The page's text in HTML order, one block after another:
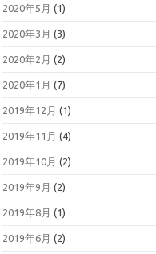
2020年5月 (1)
2020年3月 (3)
2020年2月 (2)
2020年1月 (7)
2019年12月 (1)
2019年11月 (4)
2019年10月 (2)
2019年9月 (2)
2019年8月 (1)
2019年6月 (2)